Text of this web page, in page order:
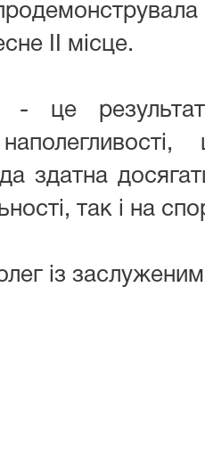
ІІ місце.
- це результат
здатна
так і на
із